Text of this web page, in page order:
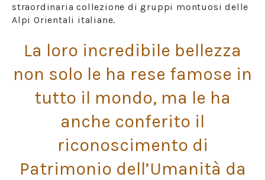
straordinaria collezione di gruppi montuosi delle
Alpi Orientali italiane.
La loro incredibile bellezza
non solo le ha rese famose in
tutto il mondo, ma le ha
anche conferito il
riconoscimento di
Patrimonio dell’Umanità da